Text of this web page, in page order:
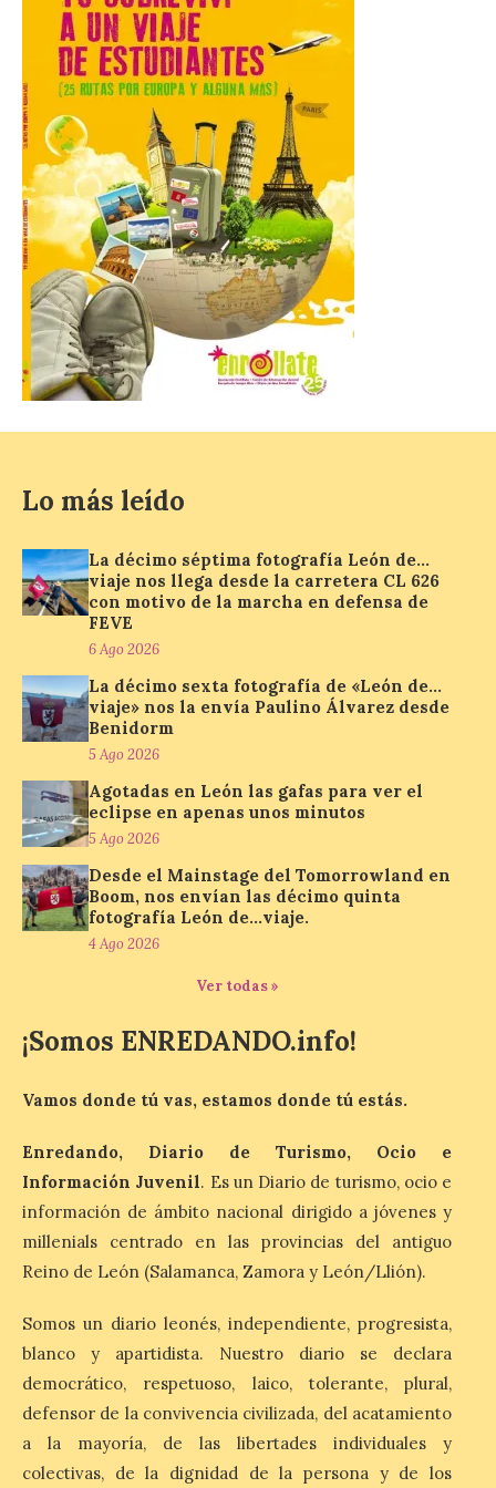
Hierro
6 Ago 2026
La novena campaña
arqueológica centrará sus
trabajos en el estudio de la
organización urbana y la
vida cotidiana del poblado
y contará con la participación de
estudiantes del grado en Historia. La
excavación se complementará con
actividades de divulgación abiertas […]
El Mercado Medieval abre
sus puertas en La Bañeza
con más de 60 puestos y
animación.
incorpora un amplio
calendario de actividades
de animación dirigidas a
Bañeza inauguró en la tarde de este
martes 4 de agosto una nueva edición de
su tradicional Mercado Medieval, que
hasta el próximo 6 […]
Un viaje a la Antigüedad:
el Museo del Prado
propone un recorrido por
obras de su Colección de
inspiración clásica
6 Ago 2026
Al hilo del estreno de La
reúne una selección de
obras relacionadas con la
viajes, que se suceden al ritmo de un
evocador tema de La […]
Patrimonio Nacional
cancela la temporada de
fuentes de La Granja ante
la escasez de agua
Esta medida afecta a los
espectáculos nocturnos
de la Fuente Baños de
días 8, 15 y 22 de agosto,
así como al encendido extraordinario del
Lo más leído
La décimo séptima fotografía León de…
viaje nos llega desde la carretera CL 626
con motivo de la marcha en defensa de
FEVE
6 Ago 2026
La décimo sexta fotografía de «León de…
viaje» nos la envía Paulino Álvarez desde
Benidorm
5 Ago 2026
Agotadas en León las gafas para ver el
eclipse en apenas unos minutos
5 Ago 2026
Desde el Mainstage del Tomorrowland en
Boom, nos envían las décimo quinta
fotografía León de…viaje.
4 Ago 2026
Ver todas »
¡Somos ENREDANDO.info!
Vamos donde tú vas, estamos donde tú estás.
Enredando, Diario de Turismo, Ocio e
Información Juvenil. Es un Diario de turismo, ocio e
información de ámbito nacional dirigido a jóvenes y
millenials centrado en las provincias del antiguo
Reino de León (Salamanca, Zamora y León/Llión).
Somos un diario leonés, independiente, progresista,
blanco y apartidista. Nuestro diario se declara
democrático, respetuoso, laico, tolerante, plural,
defensor de la convivencia civilizada, del acatamiento
a la mayoría, de las libertades individuales y
colectivas, de la dignidad de la persona y de los